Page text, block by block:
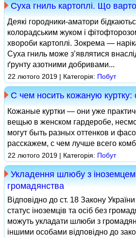
Суха гниль картоплі. Що
Деякі городники-аматори
колорадським жуком і
хвороби картоплі. Зокрема —
Суха гниль може з’являтися
ґрунту азотними добривами...
22 лютого 2019 | Категорія: Побут
С чем носить кожаную куртку:
Кожаные куртки — они уже
вещью в женском гардеробе,
могут быть разных оттенков и
расскажем, с чем лучше всего
22 лютого 2019 | Категорія: Побут
Укладення шлюбу з
громадянства
Відповідно до ст. 18 Закону
статус іноземців та осіб без
можуть укладати шлюби з
іншими особами відповідно до